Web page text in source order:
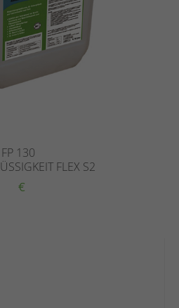
FP 130
FLEX S2
€